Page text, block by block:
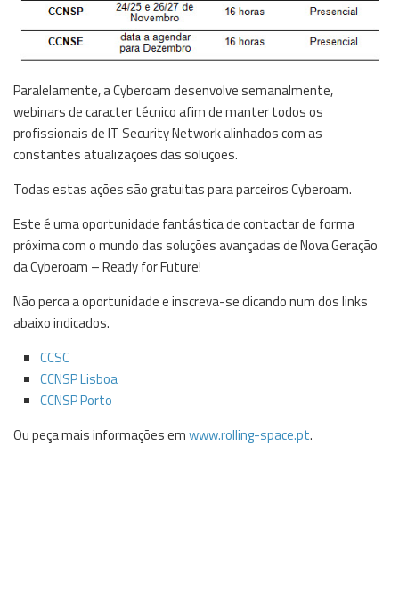
Paralelamente, a Cyberoam desenvolve semanalmente,
webinars de caracter técnico afim de manter todos os
profissionais de IT Security Network alinhados com as
constantes atualizações das soluções.
Todas estas ações são gratuitas para parceiros Cyberoam.
Este é uma oportunidade fantástica de contactar de forma
próxima com o mundo das soluções avançadas de Nova Geração
da Cyberoam – Ready for Future!
Não perca a oportunidade e inscreva-se clicando num dos links
abaixo indicados.
CCSC
CCNSP Lisboa
CCNSP Porto
Ou peça mais informações emwww.rolling-space.pt.